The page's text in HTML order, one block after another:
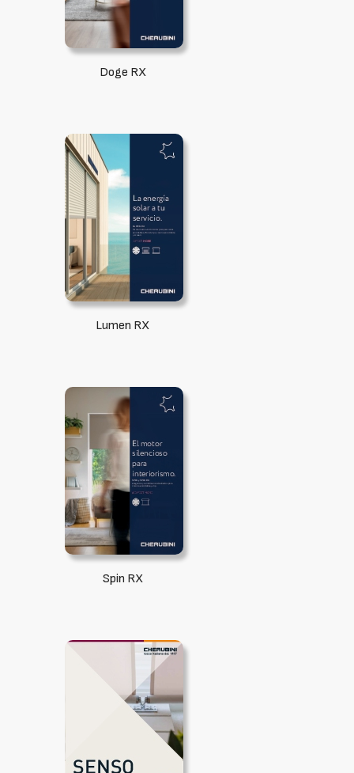
Doge RX
Lumen RX
Spin RX